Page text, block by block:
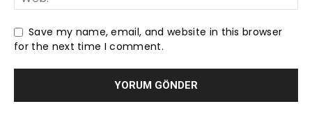
Save my name, email, and website in this browser
for the next time I comment.